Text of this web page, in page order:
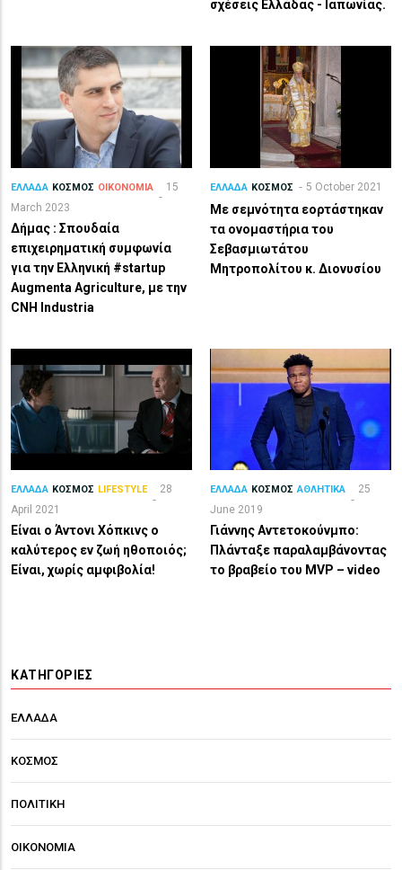
σχέσεις Ελλάδας - Ιαπωνίας.
ΕΛΛΑΔΑ ΚΟΣΜΟΣ ΟΙΚΟΝΟΜΙΑ
15
March 2023
Δήμας : Σπουδαία
επιχειρηματική συμφωνία
για την Ελληνική #startup
Augmenta Agriculture, με την
CNH Industria
ΕΛΛΑΔΑ ΚΟΣΜΟΣ 5 October 2021
Με σεμνότητα εορτάστηκαν
τα ονομαστήρια του
Σεβασμιωτάτου
Μητροπολίτου κ. Διονυσίου
ΕΛΛΑΔΑ ΚΟΣΜΟΣ LIFESTYLE
28
April 2021
Είναι ο Άντονι Χόπκινς ο
καλύτερος εν ζωή ηθοποιός;
Είναι, χωρίς αμφιβολία!
ΕΛΛΑΔΑ ΚΟΣΜΟΣ ΑΘΛΗΤΙΚΑ
25
June 2019
Γιάννης Αντετοκούνμπο:
Πλάνταξε παραλαμβάνοντας
το βραβείο του MVP – video
ΚΑΤΗΓΟΡΊΕΣ
ΕΛΛΑΔΑ
ΚΟΣΜΟΣ
ΠΟΛΙΤΙΚΗ
ΟΙΚΟΝΟΜΙΑ